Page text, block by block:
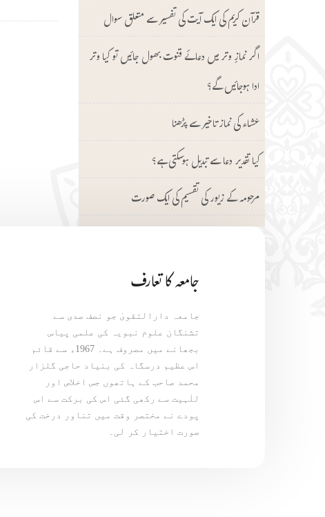
قرآن کریم کی ایک آیت کی تفسیر سے متعلق سوال
اگر نمازِ وتر میں دعائے قنوت بھول جائیں تو کیا وتر
ادا ہوجائیں گے؟
عشاء کی نماز تاخیر سے پڑھنا
کیا تقدیر دعا سے تبدیل ہوسکتی ہے؟
مرحومہ کے زیور کی تقسیم کی ایک صورت
جامعہ کا تعارف
جامعہ دارالتقویٰ جو نصف صدی سے
تشنگان علوم نبویہ کی علمی پیاس
بجھانے میں مصروف ہے۔ 1967ء سے قائم
اس عظیم درسگاہ کی بنیاد حاجی گلزار
محمد صاحب کے ہاتھوں جس اخلاص اور
للٰہیت سے رکھی گئی اس کی برکت سے اس
پودے نے مختصر وقت میں تناور درخت کی
صورت اختیار کر لی۔